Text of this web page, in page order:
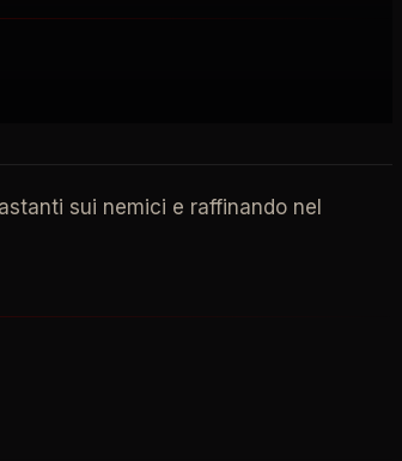
sui nemici e raffinando nel